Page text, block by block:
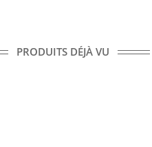
PRODUITS DÉJÀ VU